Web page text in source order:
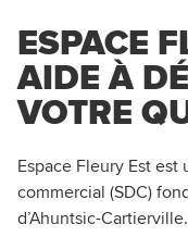
ESPACE
AIDE À
VOTRE
Espace Fleury Est
commercial (SDC)
d’Ahuntsic-